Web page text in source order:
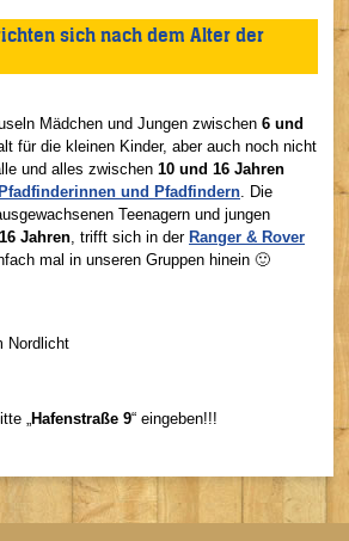
sich nach dem Alter der
Mädchen und Jungen zwischen 6 und
für die kleinen Kinder, aber auch noch nicht
und alles zwischen 10 und 16 Jahren
Pfadfinderinnen und Pfadfindern . Die
Teenagern und jungen
Jahren , trifft sich in der Ranger & Rover
mal in unseren Gruppen hinein 🙂
Nordlicht
„Hafenstraße 9“ eingeben!!!